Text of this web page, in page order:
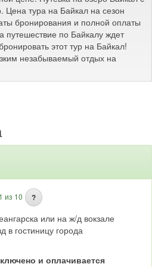
Цена тура на Байкал на сезон
бронирования и полной оплаты
по Байкалу ждет
этот тур на Байкал!
незабываемый отдых на
1 из 10 ?
или на ж/д вокзале
в гостиницу города
и оплачивается